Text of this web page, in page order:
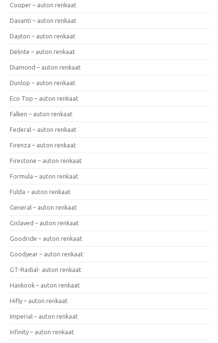
Cooper – auton renkaat
Davanti – auton renkaat
Dayton – auton renkaat
Delinte – auton renkaat
Diamond – auton renkaat
Dunlop – auton renkaat
Eco Top – auton renkaat
Falken – auton renkaat
Federal – auton renkaat
Firenza – auton renkaat
Firestone – auton renkaat
Formula – auton renkaat
Fulda – auton renkaat
General – auton renkaat
Gislaved – auton renkaat
Goodride – auton renkaat
Goodyear – auton renkaat
GT-Radial- auton renkaat
Hankook – auton renkaat
Hifly – auton renkaat
Imperial – auton renkaat
Infinity – auton renkaat